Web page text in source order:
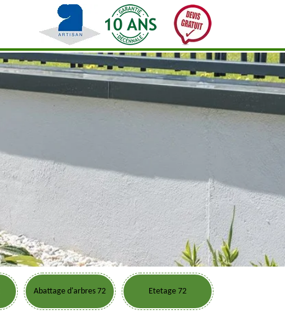
Abattage d'arbres 72 Etetage 72